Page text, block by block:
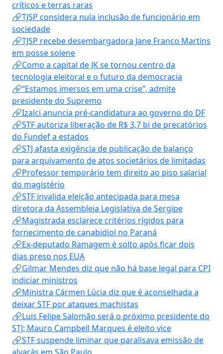
críticos e terras raras
🔗TJSP considera nula inclusão de funcionário em
sociedade
🔗TJSP recebe desembargadora Jane Franco Martins
em posse solene
🔗Como a capital de JK se tornou centro da
tecnologia eleitoral e o futuro da democracia
🔗“Estamos imersos em uma crise”, admite
presidente do Supremo
🔗Izalci anuncia pré-candidatura ao governo do DF
🔗STF autoriza liberação de R$ 3,7 bi de precatórios
do Fundef a estados
🔗STJ afasta exigência de publicação de balanço
para arquivamento de atos societários de limitadas
🔗Professor temporário tem direito ao piso salarial
do magistério
🔗STF invalida eleição antecipada para mesa
diretora da Assembleia Legislativa de Sergipe
🔗Magistrada esclarece critérios rígidos para
fornecimento de canabidiol no Paraná
🔗Ex-deputado Ramagem é solto após ficar dois
dias preso nos EUA
🔗Gilmar Mendes diz que não há base legal para CPI
indiciar ministros
🔗Ministra Cármen Lúcia diz que é aconselhada a
deixar STF por ataques machistas
🔗Luis Felipe Salomão será o próximo presidente do
STJ; Mauro Campbell Marques é eleito vice
🔗STF suspende liminar que paralisava emissão de